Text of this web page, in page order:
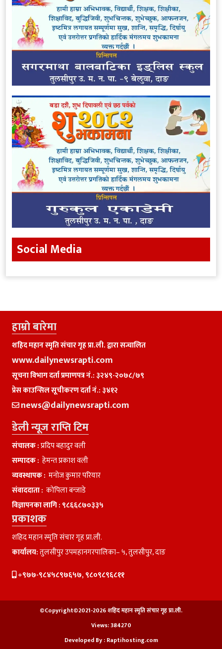
Social Media
हाम्राे बारेमा
शहिद महान स्मृति संचार गृह प्रा.ली. द्वारा सन्चालित
www.dailynewsrapti.com
सूचना विभाग दर्ता प्रमाणपत्र नं.: ३२४९-२०७८/७९
प्रेस काउन्सिल सूचीकरण दर्ता नं.: ३४१२
news@dailynewsrapti.com
डेली न्यूज राप्ति टिम
संचालक :प्रदिप बहादुर वली
सम्पादक : हेमन्त प्रकाश वली
व्यवस्थापक : मनाेज कुमार परियार
संवाददाता : काेपिला बन्जाडे
विज्ञापनका लागि : ९८६६८७०३३५
प्रकाशक
शहिद महान स्मृति संचार गृह प्रा.ली.
कार्यालय:तुलसीपुर उपमहानगरपालिका– ५, तुलसीपुर, दाङ
+९७७-९८४५८९७६५७, ९८०९८९६८११
©Copyright©2021-2026 शहिद महान स्मृति संचार गृह प्रा.ली.
Views:384270
Developed By : Raptihosting.com